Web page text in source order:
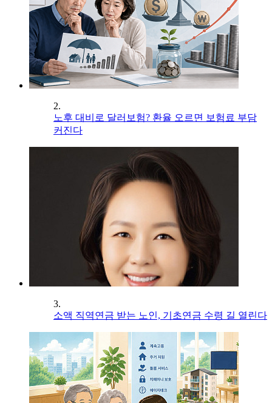
2.
노후 대비로 달러보험? 환율 오르면 보험료 부담
커진다
3.
소액 직역연금 받는 노인, 기초연금 수령 길 열린다